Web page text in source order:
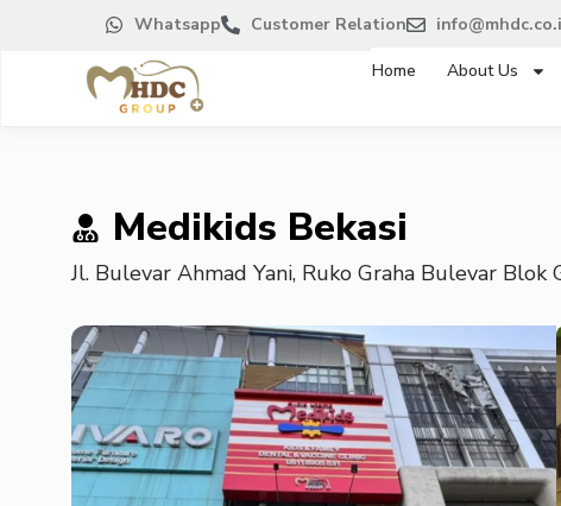
Whatsapp Customer Relation
Home About Us
Medikids Bekasi
Jl. Bulevar Ahmad Yani, Ruko Graha Bulevar Blok